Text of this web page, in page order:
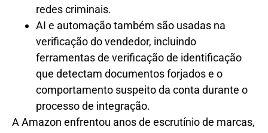
redes criminais.
AI e automação também são usadas na
verificação do vendedor, incluindo
ferramentas de verificação de identificação
que detectam documentos forjados e o
comportamento suspeito da conta durante o
processo de integração.
A Amazon enfrentou anos de escrutínio de marcas,